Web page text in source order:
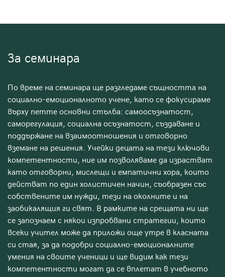
За семинара
По време на семинара ще разгледаме същността на
социално-емоционалното учене, като се фокусираме
върху петте основни стълба: самоосъзнатост,
саморегулация, социална осъзнатост, създаване и
поддържане на взаимоотношения и отговорно
вземане на решения. Учейки децата на тези ключови
компетентности, ние им позволяваме да израстват
като отговорни, мислещи и емпатични хора, които
действат по един холистичен начин, съобразен със
собствените им нужди, тези на околните и на
заобикалящия ги свят. В рамките на срещата ни ще
се запознаем с някои изпробвани стратегии, които
всеки учител може да приложи още утре в класната
си стая, за да подобри социално-емоционалните
умения на своите ученици и ще видим как тези
компетентности могат да се вплетат в учебното